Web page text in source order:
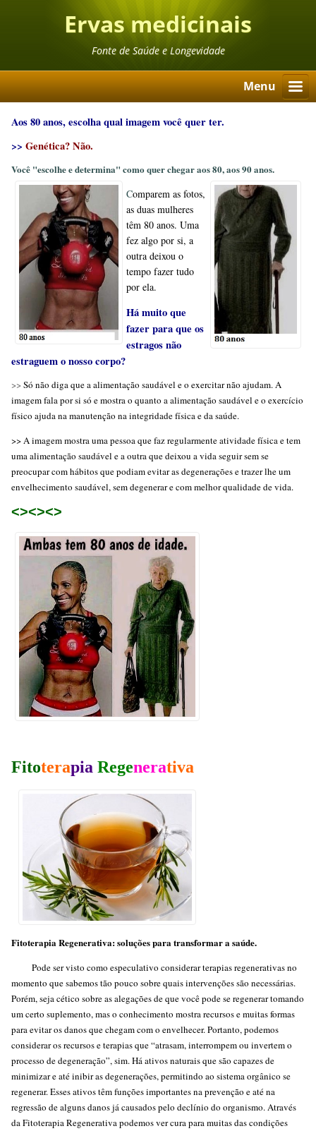
Ervas medicinais
Fonte de Saúde e Longevidade
Menu
Aos 80 anos, escolha qual imagem você quer ter.
>>Genética? Não.
Você "escolhe e determina" como quer chegar aos 80, aos 90 anos.
Comparem as fotos,
as duas mulheres
têm 80 anos. Uma
fez algo por si, a
outra deixou o
tempo fazer tudo
por ela.
Há muito que
fazer para que os
estragos não
estraguem o nosso corpo?
>>Só não diga que a alimentação saudável e o exercitar não ajudam. A
imagem fala por si só e mostra o quanto a alimentação saudável e o exercício
físico ajuda na manutenção na integridade física e da saúde.
>> A imagem mostra uma pessoa que faz regularmente atividade física e tem
uma alimentação saudável e a outra que deixou a vida seguir sem se
preocupar com hábitos que podiam evitar as degenerações e trazer lhe um
envelhecimento saudável, sem degenerar e com melhor qualidade de vida.
<><><>
FitoterapiaRegenerativa
Fitoterapia Regenerativa: soluções para transformar a saúde.
Pode ser visto como especulativo considerar terapias regenerativas no
momento que sabemos tão pouco sobre quais intervenções são necessárias.
Porém, seja cético sobre as alegações de que você pode se regenerar tomando
um certo suplemento, mas o conhecimento mostra recursos e muitas formas
para evitar os danos que chegam com o envelhecer. Portanto, podemos
considerar os recursos e terapias que “atrasam, interrompem ou invertem o
processo de degeneração”, sim. Há ativos naturais que são capazes de
minimizar e até inibir as degenerações, permitindo ao sistema orgânico se
regenerar. Esses ativos têm funções importantes na prevenção e até na
regressão de alguns danos já causados pelo declínio do organismo. Através
da Fitoterapia Regenerativa podemos ver cura para muitas das condições